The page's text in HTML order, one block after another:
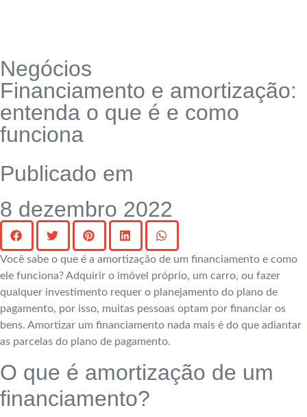
Negócios
Financiamento e amortização:
entenda o que é e como
funciona
Publicado em
8 dezembro 2022
Você sabe o que é a amortização de um financiamento e como
ele funciona? Adquirir o imóvel próprio, um carro, ou fazer
qualquer investimento requer o planejamento do plano de
pagamento, por isso, muitas pessoas optam por financiar os
bens. Amortizar um financiamento nada mais é do que adiantar
as parcelas do plano de pagamento.
O que é amortização de um
financiamento?